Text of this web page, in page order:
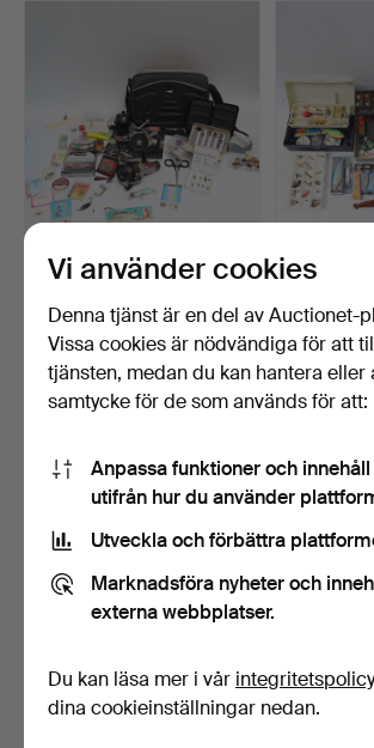
FISKEUTRUSTNING, drag,
lina, wobblers, med…
Klubbades 16 jul 2026
2 bud
53 USD
spinnare,
Klubbades
11 bud
80 USD
annat Abu, drag, kniva…
Klubbades 12 maj 2026
väska,
Klubbades
Vi använder cookies
Denna tjänst är en del av Auctionet-
Vissa cookies är nödvändiga för att
tjänsten, medan du kan hantera
samtycke för de som används för att:
Anpassa funktioner och
utifrån hur du använder
Utveckla och förbättra
Marknadsföra nyheter och
externa webbplatser.
Du kan läsa mer i vår integritetspolicy
dina cookieinställningar nedan.